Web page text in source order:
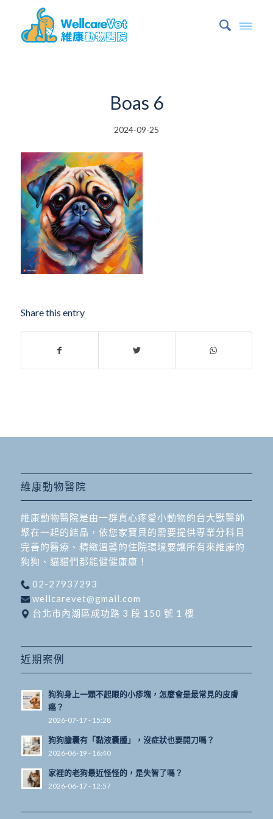
Boas 6
2024-09-25
Share this entry
維康動物醫院
維康動物醫院是由一群真心疼愛小動物的台大獸醫師
聚在一起的結晶，依您家寶貝的需要提供專業分科且
完善的醫療、精緻溫馨的住院環境要讓所有來維康的
狗狗、貓貓們都能健健康康！
02-27937293
wellcarevet@gmail.com
台北市內湖區成功路 3 段 150 號 1 樓
近期案例
狗狗身上一顆不起眼的小疹塊，怎麼會是最常見的皮膚
癌？
2026-07-17 - 15:28
狗狗膽囊有「黏液囊腫」，沒症狀也要開刀嗎？
2026-06-19 - 16:40
家裡的老狗最近怪怪的，是失智了嗎？
2026-06-17 - 12:57